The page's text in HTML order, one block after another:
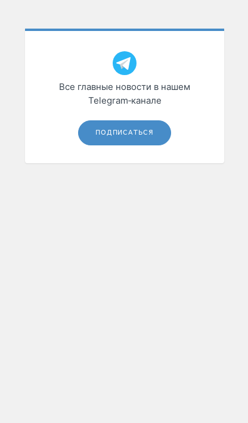
Все главные новости в нашем
Telegram‑канале
ПОДПИСАТЬСЯ